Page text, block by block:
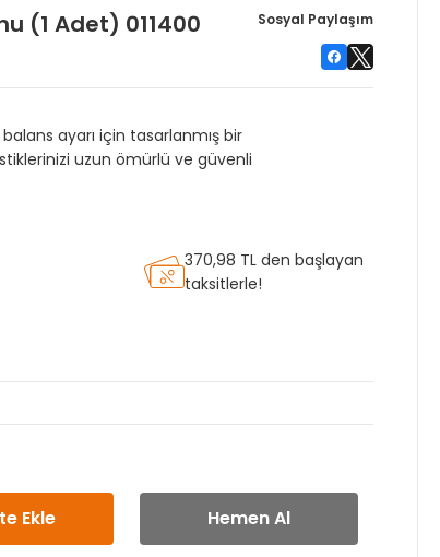
(1 Adet) 011400 Sosyal Paylaşım
ayarı için tasarlanmış bir
uzun ömürlü ve güvenli
370,98 TL den başlayan
taksitlerle!
Ekle Hemen Al